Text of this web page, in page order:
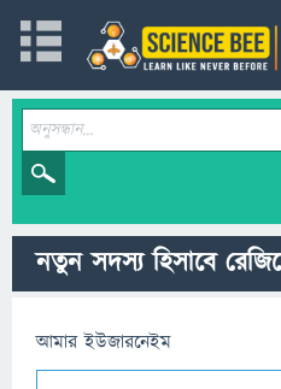
নতুন সদস্য হিসাবে
আমার ইউজারনেইম